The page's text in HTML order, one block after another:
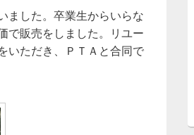
ました。卒業生からいらな
で販売をしました。リユー
いただき、ＰＴＡと合同で